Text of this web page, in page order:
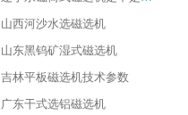
山西河沙水选磁选机
山东黑钨矿湿式磁选机
吉林平板磁选机技术参数
广东干式选铝磁选机